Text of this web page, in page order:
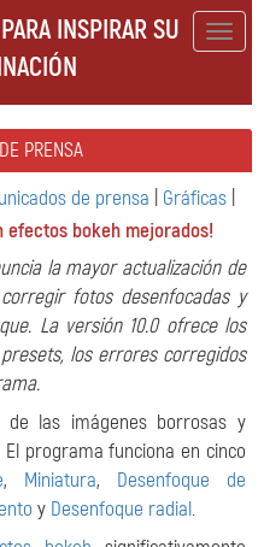
INSPIRAR SU
PRENSA
de prensa Gráficas
efectos bokeh mejorados!
la mayor actualización de
fotos desenfocadas y
La versión 10.0 ofrece los
los errores corregidos
las imágenes borrosas y
programa funciona en cinco
, Miniatura, Desenfoque de
y Desenfoque radial.